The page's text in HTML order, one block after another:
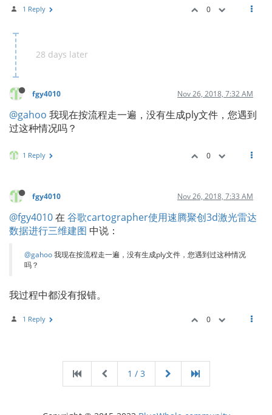
1 Reply 0
28 days later
fgy4010 Nov 26, 2018, 7:32 AM
@gahoo 我现在按流程走一遍，没有生成ply文件，您遇到
过这种情况吗？
1 Reply 0
fgy4010 Nov 26, 2018, 7:33 AM
@fgy4010在 谷歌cartographer使用速腾聚创3d激光雷达
数据进行三维建图 中说：
@gahoo我现在按流程走一遍，没有生成ply文件，您遇到过这种情况
吗？
我过程中都没有报错。
1 Reply 0
1 / 3